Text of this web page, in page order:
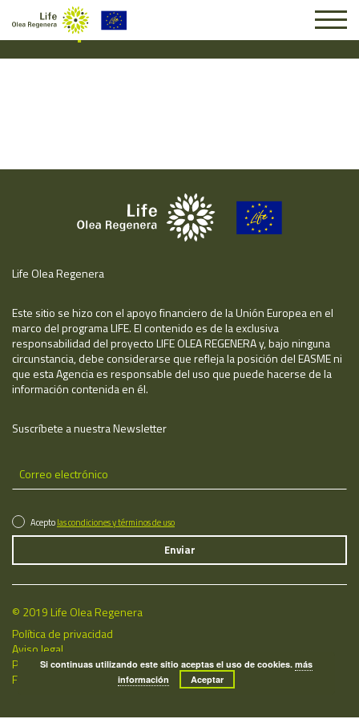
Suscripción #14448
Life Olea Regenera
Este sitio se hizo con el apoyo financiero de la Unión Europea en el
marco del programa LIFE. El contenido es de la exclusiva
responsabilidad del proyecto LIFE OLEA REGENERA y, bajo ninguna
circunstancia, debe considerarse que refleja la posición del EASME ni
que esta Agencia es responsable del uso que puede hacerse de la
información contenida en él.
Suscríbete a nuestra Newsletter
Aceptolas condiciones y términos de uso
© 2019 Life Olea Regenera
Política de privacidad
Aviso legal
Política de cookies
Fecha de última actualización: 10/08/2026
Si continuas utilizando este sitio aceptas el uso de cookies.más
información
Aceptar